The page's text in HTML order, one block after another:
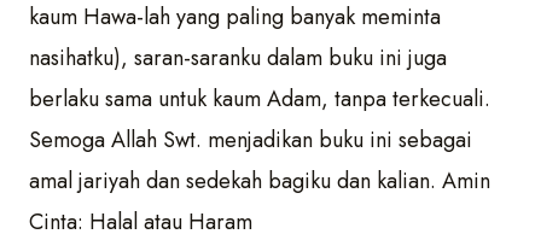
kaum Hawa-lah yang paling banyak meminta
nasihatku), saran-saranku dalam buku ini juga
berlaku sama untuk kaum Adam, tanpa terkecuali.
Semoga Allah Swt. menjadikan buku ini sebagai
amal jariyah dan sedekah bagiku dan kalian. Amin
Cinta: Halal atau Haram